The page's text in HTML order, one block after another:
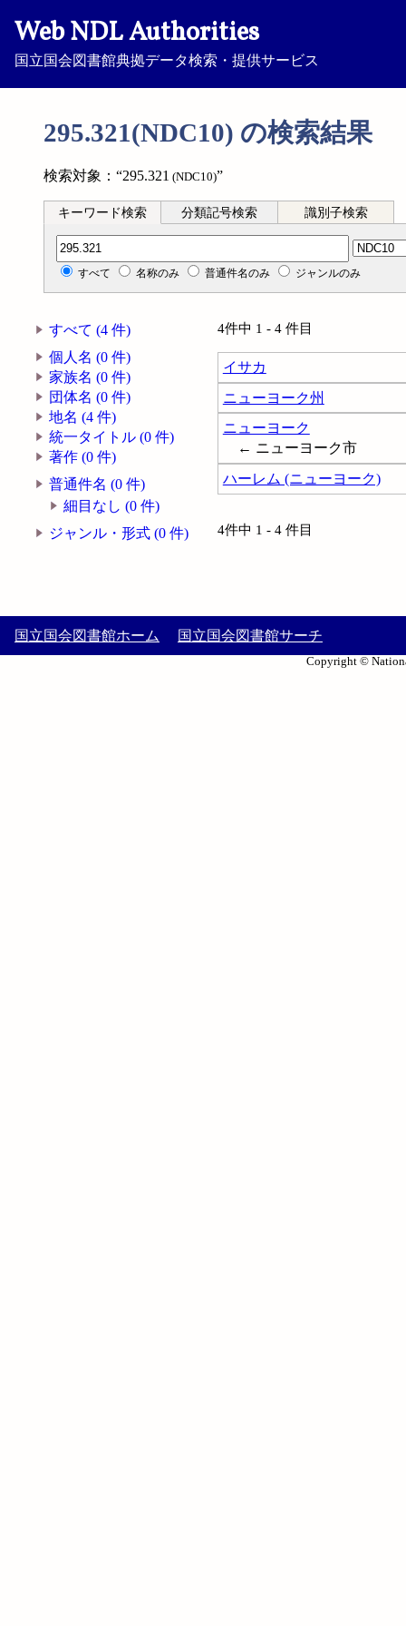
Web NDL Authorities
国立国会図書館典拠データ検索・提供サービス
295.321(NDC10) の検索結果
検索対象：“295.321 (NDC10)”
キーワード検索 分類記号検索 識別子検索
分類記号検索
すべて 名称のみ 普通件名のみ ジャンルのみ
すべて (4 件)
個人名 (0 件)
家族名 (0 件)
団体名 (0 件)
地名 (4 件)
統一タイトル (0 件)
著作 (0 件)
普通件名 (0 件)
細目なし (0 件)
ジャンル・形式 (0 件)
4件中 1 - 4 件目
イサカ
ニューヨーク州
ニューヨーク
← ニューヨーク市
ハーレム (ニューヨーク)
4件中 1 - 4 件目
国立国会図書館ホーム 国立国会図書館サーチ
Copyright ©